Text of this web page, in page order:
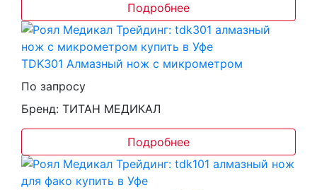
Подробнее
TDK301 Алмазный нож с микрометром
По запросу
Бренд: ТИТАН МЕДИКАЛ
Подробнее